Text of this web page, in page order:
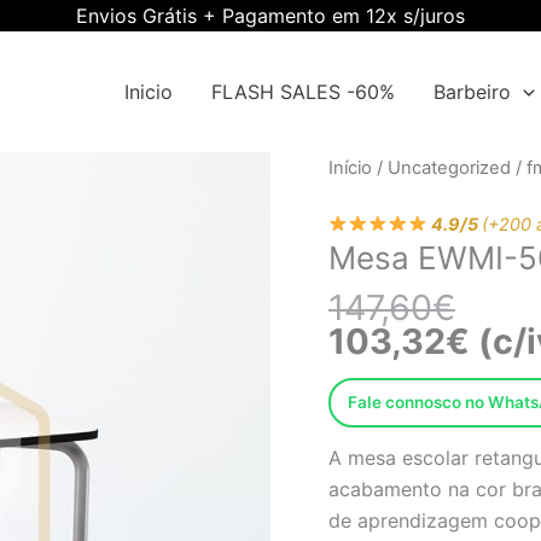
Envios Grátis + Pagamento em 12x s/juros
Inicio FLASH SALES -60% Barbeiro
Início / Uncategorized /
4.9/5 (+200
Mesa EWMI-
147,60€
O
era:
O
atual
é:
103,32€ (c/
Fale connosco no
A mesa escolar
acabamento na cor
de aprendizagem
Quantidade
Mesa
EWMI-
5001401